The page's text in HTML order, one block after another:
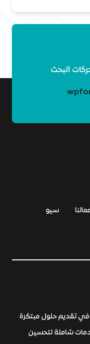
البحث
سيو
تقديم حلول مبتكرة
شاملة لتحسين